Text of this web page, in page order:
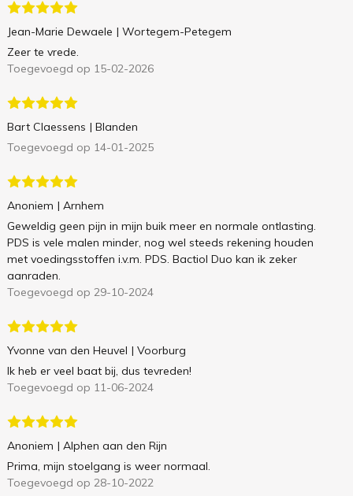
Jean-Marie Dewaele | Wortegem-Petegem
Zeer te vrede.
Toegevoegd op 15-02-2026
Bart Claessens | Blanden
Toegevoegd op 14-01-2025
Anoniem | Arnhem
Geweldig geen pijn in mijn buik meer en normale ontlasting.
PDS is vele malen minder, nog wel steeds rekening houden
met voedingsstoffen i.v.m. PDS. Bactiol Duo kan ik zeker
aanraden.
Toegevoegd op 29-10-2024
Yvonne van den Heuvel | Voorburg
Ik heb er veel baat bij, dus tevreden!
Toegevoegd op 11-06-2024
Anoniem | Alphen aan den Rijn
Prima, mijn stoelgang is weer normaal.
Toegevoegd op 28-10-2022